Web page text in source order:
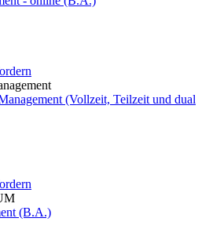
(Vollzeit, Teilzeit und dual
(B.A.)